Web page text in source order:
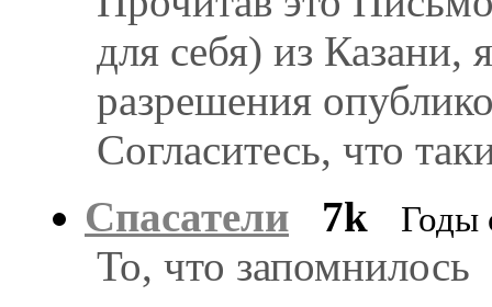
для себя) из Казани,
разрешения
Согласитесь, что
Спасатели
7k Годы
То, что запомнилось